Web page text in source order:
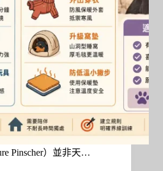
Pinscher）並非天…